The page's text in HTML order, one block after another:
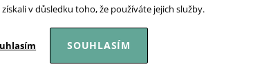
v důsledku toho, že používáte jejich služby.
SOUHLASÍM